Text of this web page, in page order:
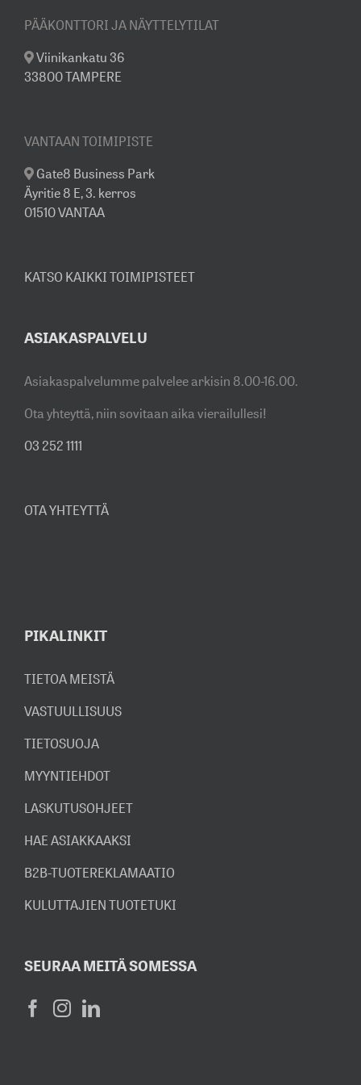
PÄÄKONTTORI JA NÄYTTELYTILAT
Viinikankatu 36
33800 TAMPERE
VANTAAN TOIMIPISTE
Gate8 Business Park
Äyritie 8 E, 3. kerros
01510 VANTAA
KATSO KAIKKI TOIMIPISTEET
ASIAKASPALVELU
Asiakaspalvelumme palvelee arkisin 8.00-16.00.
Ota yhteyttä, niin sovitaan aika vierailullesi!
03 252 1111
OTA YHTEYTTÄ
PIKALINKIT
TIETOA MEISTÄ
VASTUULLISUUS
TIETOSUOJA
MYYNTIEHDOT
LASKUTUSOHJEET
HAE ASIAKKAAKSI
B2B-TUOTEREKLAMAATIO
KULUTTAJIEN TUOTETUKI
SEURAA MEITÄ SOMESSA